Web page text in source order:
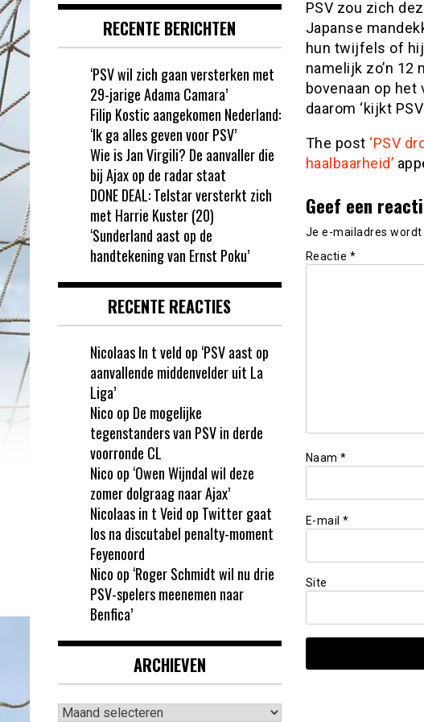
PSV zou zich
Japanse
hun twijfels of hij
namelijk zo’n 12
bovenaan op
daarom ‘kijkt
The post ‘PSV
haalbaarheid’
Geef een
Je e-mailadres wordt
Reactie *
Naam *
E-mail *
Site
RECENTE BERICHTEN
‘PSV wil zich gaan versterken met
29-jarige Adama Camara’
Filip Kostic aangekomen Nederland:
‘Ik ga alles geven voor PSV’
Wie is Jan Virgili? De aanvaller die
bij Ajax op de radar staat
DONE DEAL: Telstar versterkt zich
met Harrie Kuster (20)
‘Sunderland aast op de
handtekening van Ernst Poku’
RECENTE REACTIES
Nicolaas In t veld op ‘PSV aast op
aanvallende middenvelder uit La
Liga’
Nico op De mogelijke
tegenstanders van PSV in derde
voorronde CL
Nico op ‘Owen Wijndal wil deze
zomer dolgraag naar Ajax’
Nicolaas in t Veid op Twitter gaat
los na discutabel penalty-moment
Feyenoord
Nico op ‘Roger Schmidt wil nu drie
PSV-spelers meenemen naar
Benfica’
ARCHIEVEN
Archieven